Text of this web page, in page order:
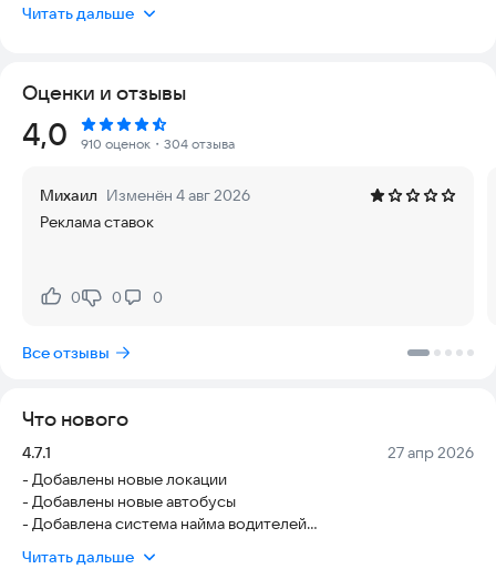
Автобуса 3D - ваш выбор! Мягкое управление, реалистичная
Городе!
Настало время сесть за руль автобуса и проехать по всем
маршрутам! Стань самым крутым водителем автобуса в
Особенности игры:
- Отлично детализированные реальные пассажиры/
пешеходы
- Реалистичные карты и проработанные маршруты
- Невероятная 3D графика и проработка окружающего мира
- Реалистичный физический движок - система повреждений
вашего автобуса, спидометр, контроль за уровнем топлива
- Увлекательный геймплей!
Хочешь почувствовать себя настоящим водителем
автобуса? Тогда Симулятор Автобуса 3D - твой выбор!
Читать дальше
Оценки и отзывы
Рейтинг:
4,0 910 оценок ・304 отзыва
Михаил Изменён 4 авг 2026
Реклама ставок
Нравится:
0Не нравится:
0 0
Все отзывы
Что нового
Версия:
4.7.1 Дата:
27 апр 2026
- Добавлены новые локации
- Добавлены новые автобусы
- Добавлена система найма водителей
- Добавлена система сбора золота
Читать дальше